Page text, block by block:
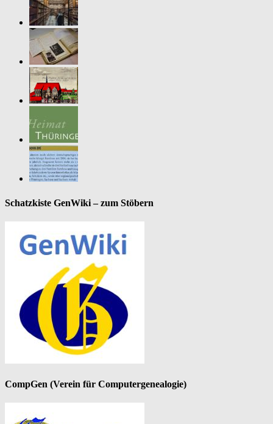
Schatzkiste GenWiki – zum Stöbern
CompGen (Verein für Computergenealogie)